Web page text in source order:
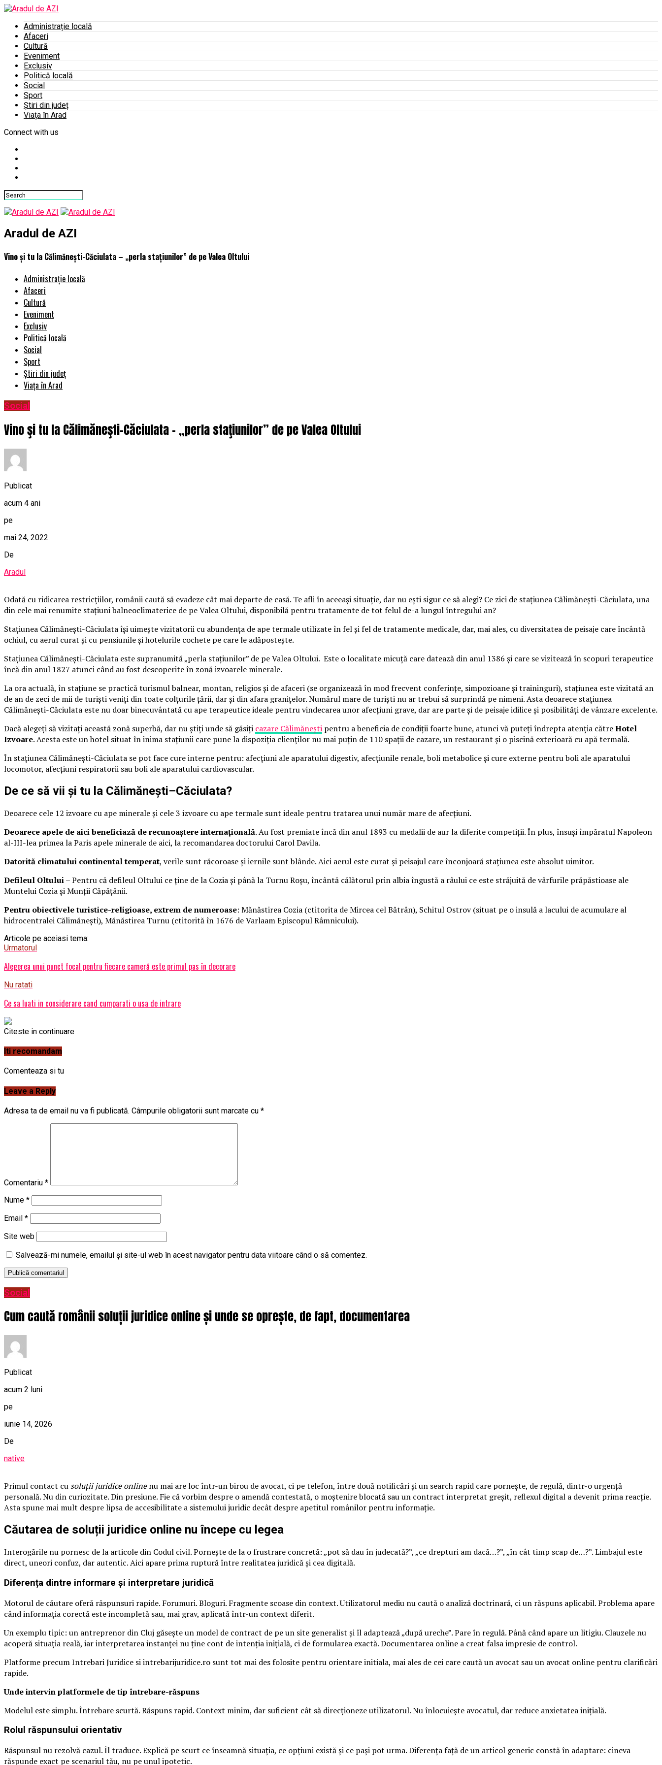
Administrație locală
Afaceri
Cultură
Eveniment
Exclusiv
Politică locală
Social
Sport
Știri din județ
Viața în Arad
Connect with us
Aradul de AZI
Vino şi tu la Călimăneşti-Căciulata – „perla staţiunilor” de pe Valea Oltului
Administrație locală
Afaceri
Cultură
Eveniment
Exclusiv
Politică locală
Social
Sport
Știri din județ
Viața în Arad
Social
Vino şi tu la Călimăneşti-Căciulata – „perla staţiunilor” de pe Valea Oltului
Publicat
acum 4 ani
pe
mai 24, 2022
De
Aradul
Odată cu ridicarea restricţiilor, românii caută să evadeze cât mai departe de casă. Te afli în aceeaşi situaţie, dar nu eşti sigur ce să alegi? Ce zici de staţiunea Călimăneşti-Căciulata, una
din cele mai renumite staţiuni balneoclimaterice de pe Valea Oltului, disponibilă pentru tratamente de tot felul de-a lungul întregului an?
Staţiunea Călimăneşti-Căciulata îşi uimeşte vizitatorii cu abundenţa de ape termale utilizate în fel şi fel de tratamente medicale, dar, mai ales, cu diversitatea de peisaje care încântă
ochiul, cu aerul curat şi cu pensiunile şi hotelurile cochete pe care le adăposteşte.
Staţiunea Călimăneşti-Căciulata este supranumită „perla staţiunilor” de pe Valea Oltului. Este o localitate micuţă care datează din anul 1386 şi care se vizitează în scopuri terapeutice
încă din anul 1827 atunci când au fost descoperite în zonă izvoarele minerale.
La ora actuală, în staţiune se practică turismul balnear, montan, religios şi de afaceri (se organizează în mod frecvent conferinţe, simpozioane şi traininguri), staţiunea este vizitată an
de an de zeci de mii de turişti veniţi din toate colţurile ţării, dar şi din afara graniţelor. Numărul mare de turişti nu ar trebui să surprindă pe nimeni. Asta deoarece staţiunea
Călimăneşti-Căciulata este nu doar binecuvântată cu ape terapeutice ideale pentru vindecarea unor afecţiuni grave, dar are parte şi de peisaje idilice şi posibilităţi de vânzare excelente.
Dacă alegeţi să vizitaţi această zonă superbă, dar nu ştiţi unde să găsiţi cazare Călimăneşti pentru a beneficia de condiţii foarte bune, atunci vă puteţi îndrepta atenţia cătreHotel
Izvoare. Acesta este un hotel situat în inima staţiunii care pune la dispoziţia clienţilor nu mai puţin de 110 spaţii de cazare, un restaurant şi o piscină exterioară cu apă termală.
În staţiunea Călimăneşti-Căciulata se pot face cure interne pentru: afecţiuni ale aparatului digestiv, afecţiunile renale, boli metabolice şi cure externe pentru boli ale aparatului
locomotor, afecţiuni respiratorii sau boli ale aparatului cardiovascular.
De ce să vii şi tu la Călimăneşti–Căciulata?
Deoarece cele 12 izvoare cu ape minerale şi cele 3 izvoare cu ape termale sunt ideale pentru tratarea unui număr mare de afecţiuni.
Deoarece apele de aici beneficiază de recunoaştere internaţională. Au fost premiate încă din anul 1893 cu medalii de aur la diferite competiţii. În plus, însuşi împăratul Napoleon
al-III-lea primea la Paris apele minerale de aici, la recomandarea doctorului Carol Davila.
Datorită climatului continental temperat, verile sunt răcoroase şi iernile sunt blânde. Aici aerul este curat şi peisajul care înconjoară staţiunea este absolut uimitor.
Defileul Oltului– Pentru că defileul Oltului ce ţine de la Cozia şi până la Turnu Roşu, încântă călătorul prin albia îngustă a râului ce este străjuită de vârfurile prăpăstioase ale
Muntelui Cozia şi Munţii Căpăţânii.
Pentru obiectivele turistice-religioase, extrem de numeroase: Mănăstirea Cozia (ctitorita de Mircea cel Bătrân), Schitul Ostrov (situat pe o insulă a lacului de acumulare al
hidrocentralei Călimăneşti), Mănăstirea Turnu (ctitorită în 1676 de Varlaam Episcopul Râmnicului).
Articole pe aceiasi tema:
Urmatorul
Alegerea unui punct focal pentru fiecare cameră este primul pas în decorare
Nu ratati
Ce sa luati in considerare cand cumparati o usa de intrare
Citeste in continuare
Iti recomandam
Comenteaza si tu
Leave a Reply
Adresa ta de email nu va fi publicată. Câmpurile obligatorii sunt marcate cu *
Comentariu *
Nume *
Email *
Site web
Salvează-mi numele, emailul și site-ul web în acest navigator pentru data viitoare când o să comentez.
Social
Cum caută românii soluții juridice online și unde se oprește, de fapt, documentarea
Publicat
acum 2 luni
pe
iunie 14, 2026
De
native
Primul contact cu soluții juridice onlinenu mai are loc într-un birou de avocat, ci pe telefon, între două notificări și un search rapid care pornește, de regulă, dintr-o urgență
personală. Nu din curiozitate. Din presiune. Fie că vorbim despre o amendă contestată, o moștenire blocată sau un contract interpretat greșit, reflexul digital a devenit prima reacție.
Asta spune mai mult despre lipsa de accesibilitate a sistemului juridic decât despre apetitul românilor pentru informație.
Căutarea de soluții juridice online nu începe cu legea
Interogările nu pornesc de la articole din Codul civil. Pornește de la o frustrare concretă: „pot să dau în judecată?”, „ce drepturi am dacă…?”, „în cât timp scap de…?”. Limbajul este
direct, uneori confuz, dar autentic. Aici apare prima ruptură între realitatea juridică și cea digitală.
Diferența dintre informare și interpretare juridică
Motorul de căutare oferă răspunsuri rapide. Forumuri. Bloguri. Fragmente scoase din context. Utilizatorul mediu nu caută o analiză doctrinară, ci un răspuns aplicabil. Problema apare
când informația corectă este incompletă sau, mai grav, aplicată într-un context diferit.
Un exemplu tipic: un antreprenor din Cluj găsește un model de contract de pe un site generalist și îl adaptează „după ureche”. Pare în regulă. Până când apare un litigiu. Clauzele nu
acoperă situația reală, iar interpretarea instanței nu ține cont de intenția inițială, ci de formularea exactă. Documentarea online a creat falsa impresie de control.
Platforme precum Intrebari Juridice si intrebarijuridice.ro sunt tot mai des folosite pentru orientare initiala, mai ales de cei care caută un avocat sau un avocat online pentru clarificări
rapide.
Unde intervin platformele de tip întrebare-răspuns
Modelul este simplu. Întrebare scurtă. Răspuns rapid. Context minim, dar suficient cât să direcționeze utilizatorul. Nu înlocuiește avocatul, dar reduce anxietatea inițială.
Rolul răspunsului orientativ
Răspunsul nu rezolvă cazul. Îl traduce. Explică pe scurt ce înseamnă situația, ce opțiuni există și ce pași pot urma. Diferența față de un articol generic constă în adaptare: cineva
răspunde exact pe scenariul tău, nu pe unul ipotetic.